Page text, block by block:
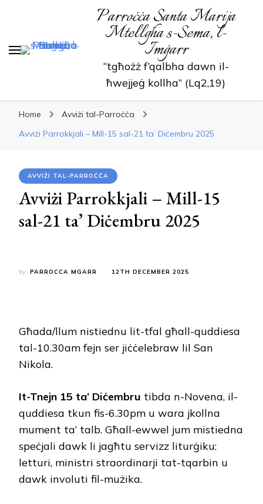
Parroċċa Santa Marija
Mtellgħa s-Sema, l-
Imġarr
“tgħożż f’qalbha dawn il-
ħwejjeġ kollha” (Lq2,19)
Home
Avviżi tal-Parroċċa
Avviżi Parrokkjali – Mill-15 sal-21 ta’ Diċembru 2025
AVVIŻI TAL-PARROĊĊA
Avviżi Parrokkjali – Mill-15
sal-21 ta’ Diċembru 2025
by PARROCCA MGARR 12TH DECEMBER 2025
Għada/llum nistiednu lit-tfal għall-quddiesa
tal-10.30am fejn ser jiċċelebraw lil San
Nikola.
It-Tnejn 15 ta’ Diċembru tibda n-Novena, il-
quddiesa tkun fis-6.30pm u wara jkollna
mument ta’ talb. Għall-ewwel jum mistiedna
speċjali dawk li jagħtu servizz liturġiku:
letturi, ministri straordinarji tat-tqarbin u
dawk involuti fil-mużika.